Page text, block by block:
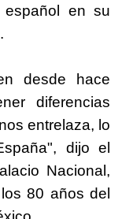
español en su
desde hace
diferencias
entrelaza, lo
dijo el
Nacional,
80 años del